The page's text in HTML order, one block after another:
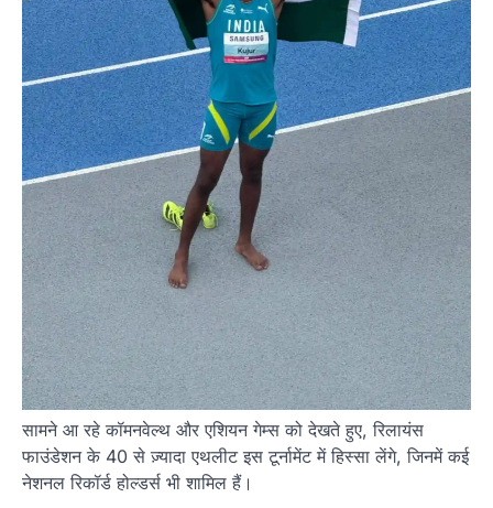
सामने आ रहे कॉमनवेल्थ और एशियन गेम्स को देखते हुए, रिलायंस
फाउंडेशन के 40 से ज़्यादा एथलीट इस टूर्नामेंट में हिस्सा लेंगे, जिनमें कई
नेशनल रिकॉर्ड होल्डर्स भी शामिल हैं।